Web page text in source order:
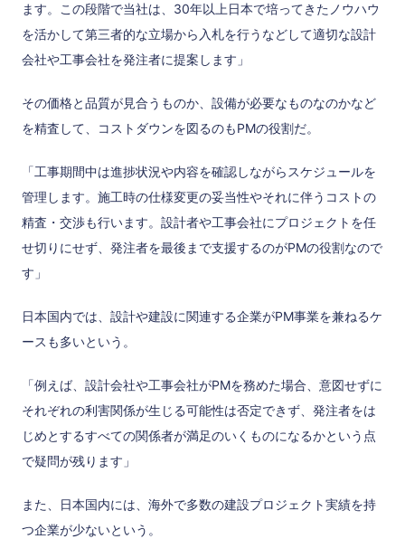
ます。この段階で当社は、30年以上日本で培ってきたノウハウ
を活かして第三者的な立場から入札を行うなどして適切な設計
会社や工事会社を発注者に提案します」
その価格と品質が見合うものか、設備が必要なものなのかなど
を精査して、コストダウンを図るのもPMの役割だ。
「工事期間中は進捗状況や内容を確認しながらスケジュールを
管理します。施工時の仕様変更の妥当性やそれに伴うコストの
精査・交渉も行います。設計者や工事会社にプロジェクトを任
せ切りにせず、発注者を最後まで支援するのがPMの役割なので
す」
日本国内では、設計や建設に関連する企業がPM事業を兼ねるケ
ースも多いという。
「例えば、設計会社や工事会社がPMを務めた場合、意図せずに
それぞれの利害関係が生じる可能性は否定できず、発注者をは
じめとするすべての関係者が満足のいくものになるかという点
で疑問が残ります」
また、日本国内には、海外で多数の建設プロジェクト実績を持
つ企業が少ないという。